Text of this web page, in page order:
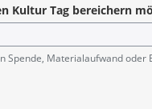
Kultur Tag bereichern
Spende, Materialaufwand oder